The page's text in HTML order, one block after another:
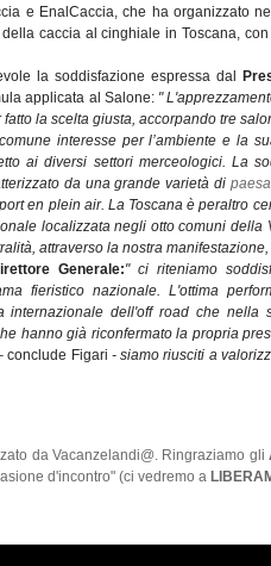
e EnalCaccia, che ha organizzato
caccia al cinghiale in Toscana,
la soddisfazione espressa dal
applicata al Salone: "
fatto la scelta giusta, accorpando tre
interesse per l’ambiente e la
ai diversi settori merceologici. La
da una grande varietà di
en plein air. La Toscana è peraltro
localizzata negli otto comuni della
attraverso la nostra
Generale:" ci riteniamo
fieristico nazionale. L'ottima
internazionale dell'off road che
hanno già riconfermato la propria
conclude Figari - siamo riusciti a
da Vacanzelandi@. Ringraziamo gli
d'incontro" (ci vedremo a